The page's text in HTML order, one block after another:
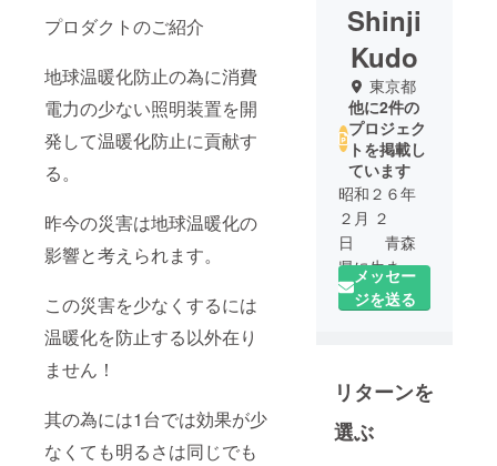
プロダクトのご紹介
地球温暖化防止の為に消費
電力の少ない照明装置を開
発して温暖化防止に貢献す
る。
昨今の災害は地球温暖化の
影響と考えられます。
この災害を少なくするには
温暖化を防止する以外在り
ません！
其の為には1台では効果が少
なくても明るさは同じでも
Shinji
Kudo
東京都
他に2件の
プロジェク
トを掲載し
ています
昭和２６年
２月 ２
日 青森
県に生まれ
る
同４４年 ３
校卒業
月 青森
メッセー
ジを送る
リターンを
選ぶ